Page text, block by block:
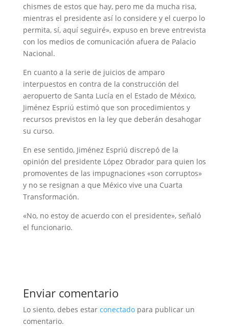
chismes de estos que hay, pero me da mucha risa,
mientras el presidente así lo considere y el cuerpo lo
permita, sí, aquí seguiré», expuso en breve entrevista
con los medios de comunicación afuera de Palacio
Nacional.
En cuanto a la serie de juicios de amparo
interpuestos en contra de la construcción del
aeropuerto de Santa Lucía en el Estado de México,
Jiménez Espriú estimó que son procedimientos y
recursos previstos en la ley que deberán desahogar
su curso.
En ese sentido, Jiménez Espriú discrepó de la
opinión del presidente López Obrador para quien los
promoventes de las impugnaciones «son corruptos»
y no se resignan a que México vive una Cuarta
Transformación.
«No, no estoy de acuerdo con el presidente», señaló
el funcionario.
Enviar comentario
Lo siento, debes estar conectadopara publicar un
comentario.